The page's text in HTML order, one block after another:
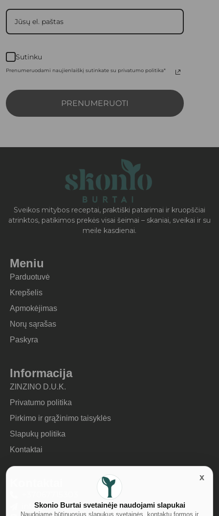
Sutinku
Prenumeruodami naujienlaiškį sutinkate su privatumo politika*
PRENUMERUOTI
Sveikos mitybos receptai, praktiški patarimai ir kruopščiai
atrinktos, patikimos prekės visai šeimai – skaniai, sveikai ir su
meile kasdienai.
Meniu
Parduotuvė
Krepšelis
Apmokėjimas
Norų sąrašas
Paskyra
Informacija
ZINZINO D.U.K.
Privatumo politika
Pirkimo ir grąžinimo taisyklės
Slapukų politika
Kontaktai
info@skonioburtai.lt
Skonio Burtai svetainėje naudojami slapukai
Naudojame būtinuosius slapukus svetainės, kontaktų formos ir